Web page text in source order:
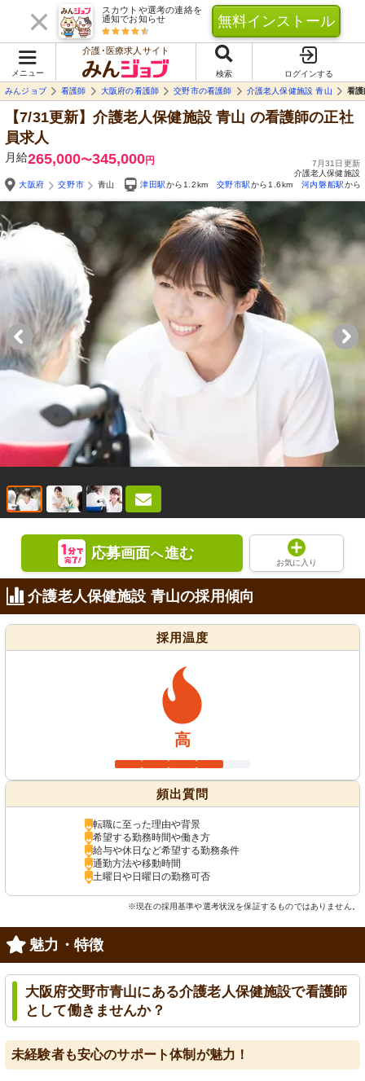
スカウトや選考の連絡を
通知でお知らせ
無料インストール
メニュー
介護･医療求人サイト
検索
ログインする
みんジョブ
看護師 大阪府の看護師 交野市の看護師 介護老人保健施設 青山 看
【7/31更新】介護老人保健施設 青山 の看護師の正社
員求人
月給265,000〜345,000円
7月31日更新
介護老人保健施設
大阪府
交野市 青山 津田駅から1.2km 交野市駅から1.6km 河内磐船駅から
応募画面へ進む
お気に入り
介護老人保健施設 青山の採用傾向
採用温度
高
頻出質問
転職に至った理由や背景
希望する勤務時間や働き方
給与や休日など希望する勤務条件
通勤方法や移動時間
土曜日や日曜日の勤務可否
※現在の採用基準や選考状況を保証するものではありません。
魅力・特徴
大阪府交野市青山にある介護老人保健施設で看護師
として働きませんか？
未経験者も安心のサポート体制が魅力！